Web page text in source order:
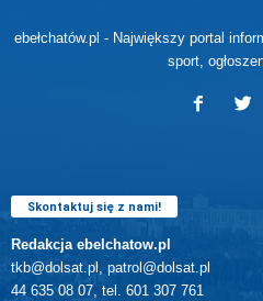
ebełchatów.pl - Największy portal
sport,
Skontaktuj się z nami!
Redakcja ebelchatow.pl
tkb@dolsat.pl, patrol@dolsat.pl
44 635 08 07, tel. 601 307 761